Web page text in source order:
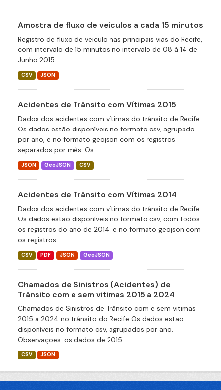
Amostra de fluxo de veiculos a cada 15 minutos
Registro de fluxo de veiculo nas principais vias do Recife,
com intervalo de 15 minutos no intervalo de 08 à 14 de
Junho 2015
CSV JSON
Acidentes de Trânsito com Vítimas 2015
Dados dos acidentes com vítimas do trânsito de Recife.
Os dados estão disponíveis no formato csv, agrupado
por ano, e no formato geojson com os registros
separados por mês. Os...
JSON GeoJSON CSV
Acidentes de Trânsito com Vítimas 2014
Dados dos acidentes com vítimas do trânsito de Recife.
Os dados estão disponíveis no formato csv, com todos
os registros do ano de 2014, e no formato geojson com
os registros...
CSV PDF JSON GeoJSON
Chamados de Sinistros (Acidentes) de
Trânsito com e sem vitimas 2015 a 2024
Chamados de Sinistros de Trânsito com e sem vitimas
2015 a 2024 no trânsito do Recife Os dados estão
disponíveis no formato csv, agrupados por ano.
Observações: os dados de 2015...
CSV JSON